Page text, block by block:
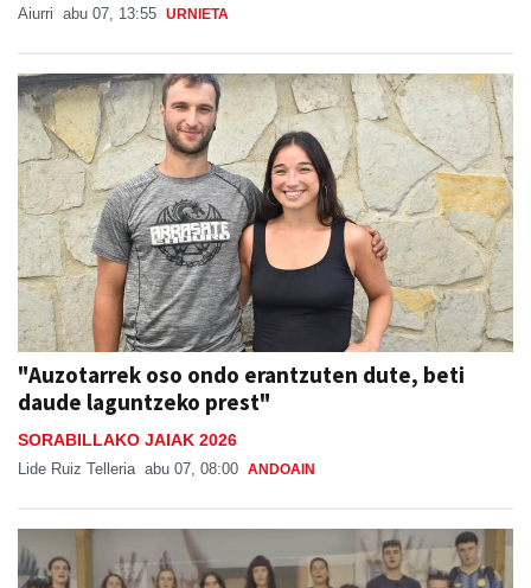
Aiurri abu 07, 13:55 URNIETA
"Auzotarrek oso ondo erantzuten dute, beti
daude laguntzeko prest"
SORABILLAKO JAIAK 2026
Lide Ruiz Telleria abu 07, 08:00 ANDOAIN